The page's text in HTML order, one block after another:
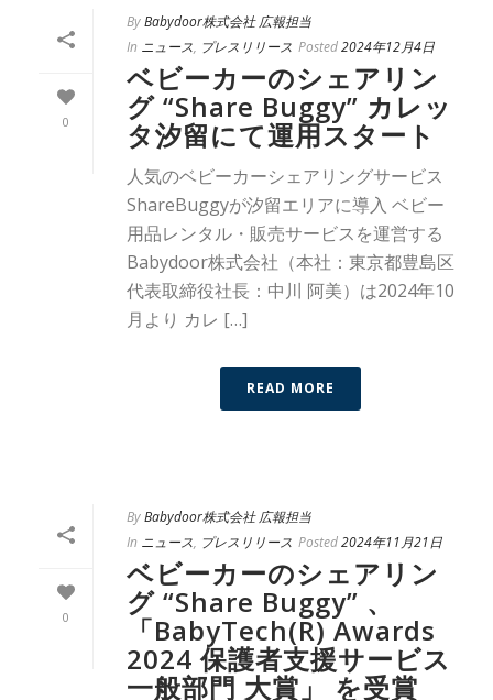
0
ByBabydoor株式会社 広報担当
In ニュース, プレスリリース Posted2024年12月4日
ベビーカーのシェアリン
グ “Share Buggy” カレッ
タ汐留にて運用スタート
人気のベビーカーシェアリングサービス
ShareBuggyが汐留エリアに導入 ベビー
用品レンタル・販売サービスを運営する
Babydoor株式会社（本社：東京都豊島区
代表取締役社長：中川 阿美）は2024年10
月より カレ […]
READ MORE
0
ByBabydoor株式会社 広報担当
In ニュース, プレスリリース Posted2024年11月21日
ベビーカーのシェアリン
グ “Share Buggy” 、
「BabyTech(R) Awards
2024 保護者支援サービス
一般部門 大賞」 を受賞